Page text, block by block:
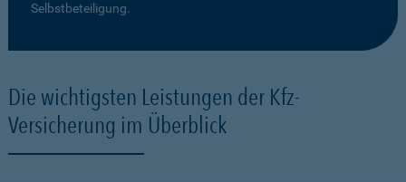
Selbstbeteiligung.
Die wichtigsten Leistungen der Kfz-
Versicherung im Überblick